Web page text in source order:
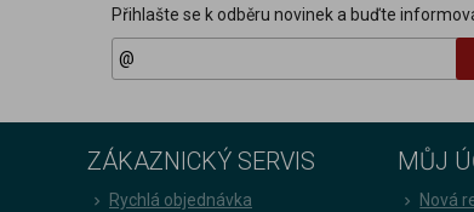
Přihlašte se k odběru novinek a buďte
ZÁKAZNICKÝ SERVIS
Rychlá objednávka
MŮJ
Nová